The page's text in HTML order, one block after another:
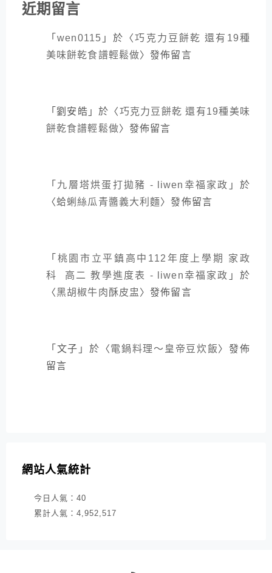
近期留言
「wen0115 」於〈巧克力豆餅乾 還有19種
美味餅乾食譜輕鬆做〉發佈留言
「劉安皓 」於〈巧克力豆餅乾 還有19種美味
餅乾食譜輕鬆做〉發佈留言
「 九層塔烘蛋打拋豬 - liwen幸福家政 」於
〈蛤蜊絲瓜青醬義大利麵〉發佈留言
「 桃園市立平鎮高中112年度上學期 家政
科 高二 教學進度表 - liwen幸福家政 」於
〈黑胡椒牛肉酥皮盅 〉發佈留言
「 文子 」於〈電鍋料理～皇帝豆炊飯〉發佈
留言
網站人氣統計
今日人氣： 40
累計人氣： 4,952,517